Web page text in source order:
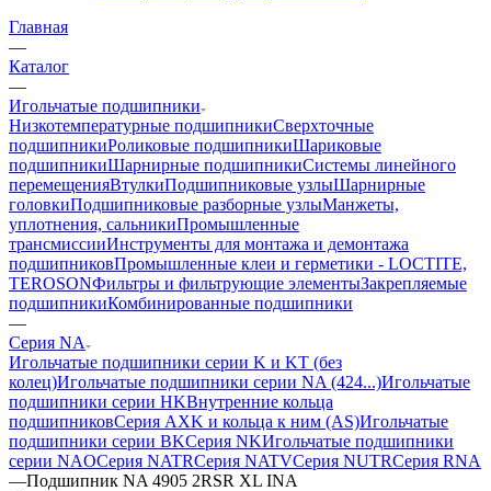
Главная
—
Каталог
—
Игольчатые подшипники
Низкотемпературные подшипникиСверхточные
подшипникиРоликовые подшипникиШариковые
подшипникиШарнирные подшипникиСистемы линейного
перемещенияВтулкиПодшипниковые узлыШарнирные
головкиПодшипниковые разборные узлыМанжеты,
уплотнения, сальникиПромышленные
трансмиссииИнструменты для монтажа и демонтажа
подшипниковПромышленные клеи и герметики - LOCTITE,
TEROSONФильтры и фильтрующие элементыЗакрепляемые
подшипникиКомбинированные подшипники
—
Серия NA
Игольчатые подшипники серии K и KT (без
колец)Игольчатые подшипники серии NA (424...)Игольчатые
подшипники серии HKВнутренние кольца
подшипниковСерия AXK и кольца к ним (AS)Игольчатые
подшипники серии BKСерия NKИгольчатые подшипники
серии NAOСерия NATRСерия NATVСерия NUTRСерия RNA
—Подшипник NA 4905 2RSR XL INA